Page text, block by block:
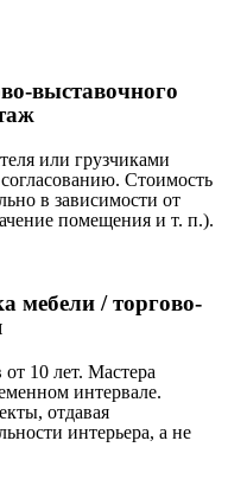
выставочного
или грузчиками
Стоимость
в зависимости от
помещения и т. п.).
мебели / торгово-
10 лет. Мастера
интервале.
отдавая
интерьера, а не